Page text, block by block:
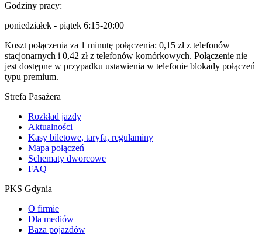
Godziny pracy:
poniedziałek - piątek 6:15-20:00
Koszt połączenia za 1 minutę połączenia: 0,15 zł z telefonów
stacjonarnych i 0,42 zł z telefonów komórkowych. Połączenie nie
jest dostępne w przypadku ustawienia w telefonie blokady połączeń
typu premium.
Strefa Pasażera
Rozkład jazdy
Aktualności
Kasy biletowe, taryfa, regulaminy
Mapa połączeń
Schematy dworcowe
FAQ
PKS Gdynia
O firmie
Dla mediów
Baza pojazdów